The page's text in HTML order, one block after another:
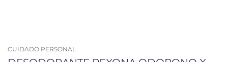
CUIDADO PERSONAL